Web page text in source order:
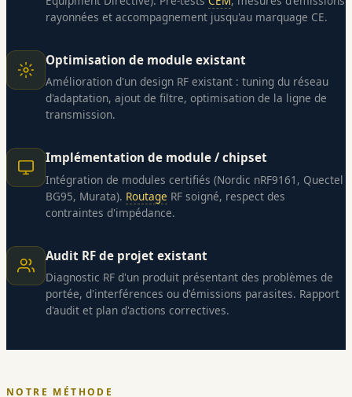
rayonnées et accompagnement jusqu'au marquage CE.
Optimisation de module existant
Amélioration d'un design RF existant : tuning du réseau
d'adaptation, ajout de filtre, optimisation de la ligne de
transmission.
Implémentation de module / chipset
Intégration de modules certifiés (Nordic nRF9161, Quectel
BG95, Murata). Routage RF soigné, respect des
contraintes d'impédance.
Audit RF de projet existant
Diagnostic RF d'un produit présentant des problèmes de
portée, d'interférences ou d'émissions parasites. Rapport
d'audit et plan d'actions correctives.
NOTRE MÉTHODE